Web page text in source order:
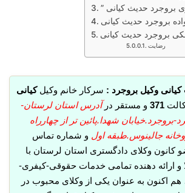
بروجرد حدیث کیانی
بروجرد حدیث کیانی
رضایت
وکیل بروجرد : سرکار خانم وکیلکیانی
371 و مستقر درآدرس استان لرستان-
بروجرد.خیابان شهدا.پائین تر از چهارراه
جالینوس.طبقه اول و شماره تماس
کانون وکلای دادگستری استان لرستان با
و ارائه دهنده تمامی خدمات حقوقی-کیفری-
اکنون به عنوان یکی از وکلای محبوب در